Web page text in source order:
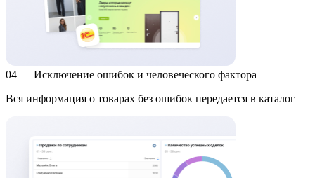
04 — Исключение ошибок и человеческого фактора
Вся информация о товарах без ошибок передается в каталог